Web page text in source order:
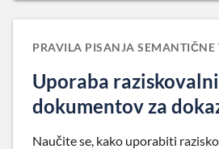
PRAVILA PISANJA SEMANTIČNE
Uporaba
dokumentov za
Naučite se, kako uporabiti